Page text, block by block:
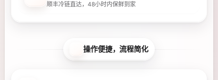
顺丰冷链直达，48小时内保鲜到家
操作便捷，流程简化